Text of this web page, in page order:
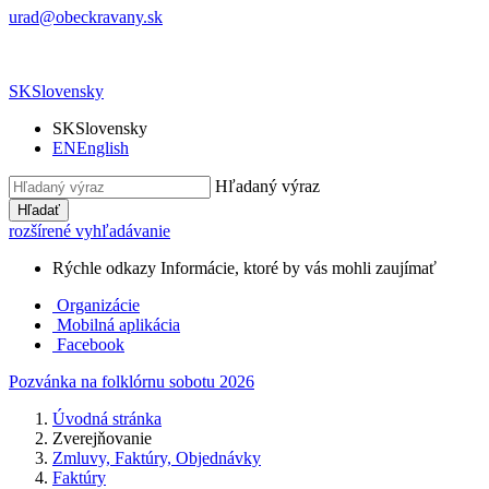
urad@obeckravany.sk
SKSlovensky
SKSlovensky
ENEnglish
Hľadaný výraz
Hľadať
rozšírené vyhľadávanie
Rýchle odkazy Informácie, ktoré by vás mohli zaujímať
Organizácie
Mobilná aplikácia
Facebook
Pozvánka na folklórnu sobotu 2026
Úvodná stránka
Zverejňovanie
Zmluvy, Faktúry, Objednávky
Faktúry